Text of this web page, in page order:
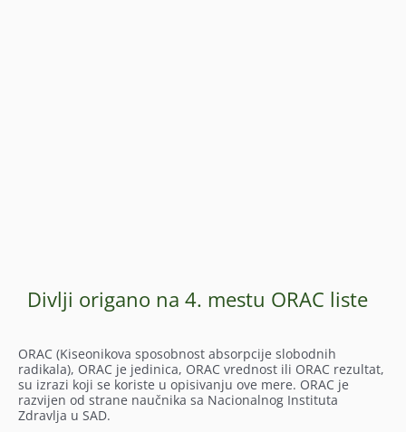
Divlji origano na 4. mestu ORAC liste
ORAC (Kiseonikova sposobnost absorpcije slobodnih
radikala), ORAC je jedinica, ORAC vrednost ili ORAC rezultat,
su izrazi koji se koriste u opisivanju ove mere. ORAC je
razvijen od strane naučnika sa Nacionalnog Instituta
Zdravlja u SAD.